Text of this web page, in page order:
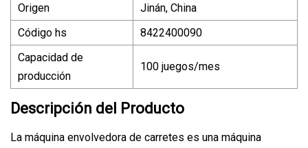
Origen
Jinán, China
Código hs
8422400090
Capacidad de
producción
100 juegos/mes
Descripción del Producto
La máquina envolvedora de carretes es una máquina